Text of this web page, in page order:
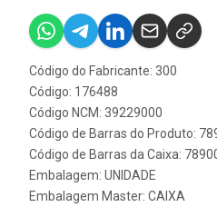
Código do Fabricante: 300
Código: 176488
Código NCM: 39229000
Código de Barras do Produto:
Código de Barras da Caixa:
Embalagem: UNIDADE
Embalagem Master: CAIXA